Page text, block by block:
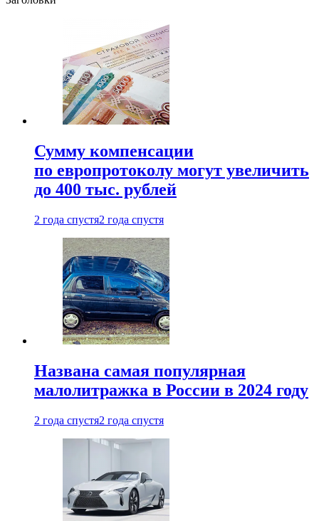
Сумму компенсации
по европротоколу могут увеличить
до 400 тыс. рублей
2 года спустя2 года спустя
Названа самая популярная
малолитражка в России в 2024 году
2 года спустя2 года спустя